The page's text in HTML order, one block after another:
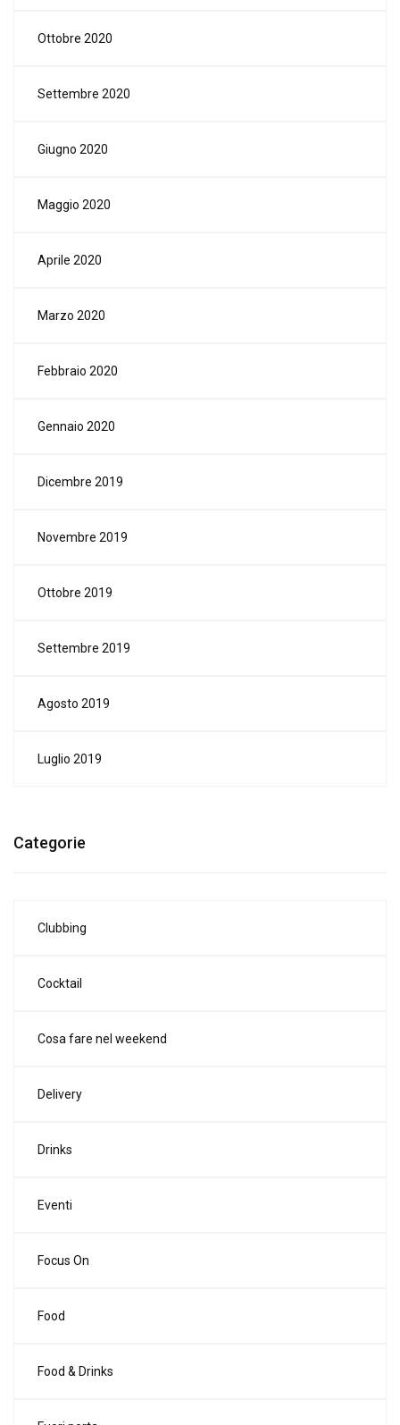
Ottobre 2020
Settembre 2020
Giugno 2020
Maggio 2020
Aprile 2020
Marzo 2020
Febbraio 2020
Gennaio 2020
Dicembre 2019
Novembre 2019
Ottobre 2019
Settembre 2019
Agosto 2019
Luglio 2019
Categorie
Clubbing
Cocktail
Cosa fare nel weekend
Delivery
Drinks
Eventi
Focus On
Food
Food & Drinks